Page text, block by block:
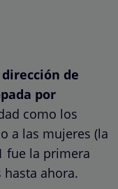
de
por
como los
a las mujeres (la
fue la primera
ahora.